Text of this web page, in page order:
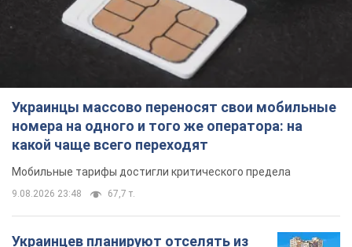
Мобильные тарифы достигли критического предела
67,7 т.
Украинцев планируют отселять из
квартир: "слуга народа" рассказала,
кто будет принимать решение о
сносе домов
Зачем жилища украинцев хотят сносить
9.08.2026 23:18 60,4 т.
Украинцы массово покупают
дорогие новые авто: сколько стоит